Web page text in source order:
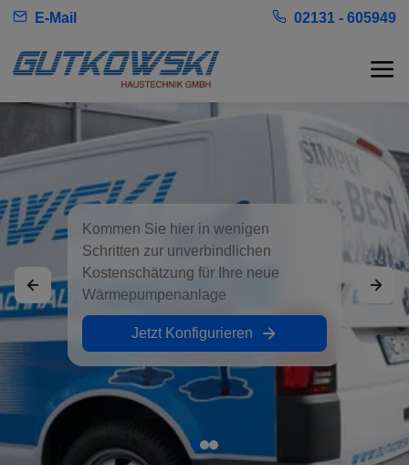
E-Mail 02131 - 605949
Kommen Sie hier in wenigen
Schritten zur unverbindlichen
Kostenschätzung für Ihre neue
Wärmepumpenanlage
Jetzt Konfigurieren